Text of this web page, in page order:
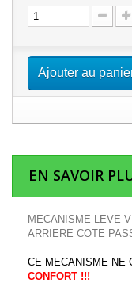
Ajouter au
EN SAVOIR
MECANISME LEVE
ARRIERE COTE
CE MECANISME NE
CONFORT !!!